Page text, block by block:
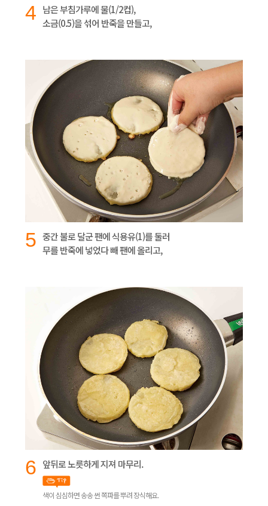
4 남은 부침가루에 물(1/2컵),
소금(0.5)을 섞어 반죽을 만들고,
5 중간 불로 달군 팬에 식용유(1)를 둘러
무를 반죽에 넣었다 빼 팬에 올리고,
6 앞뒤로 노릇하게 지져 마무리.
색이 심심하면 송송 썬 쪽파를 뿌려 장식해요.